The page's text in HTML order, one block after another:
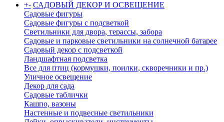
+- САДОВЫЙ ДЕКОР И ОСВЕЩЕНИЕ
Садовые фигуры
Садовые фигуры с подсветкой
Светильники для двора, терассы, забора
Садовые и парковые светильники на солнечной батарее
Садовый декор с подсветкой
Ландшафтная подсветка
Все для птиц (кормушки, поилки, скворечники и пр.)
Уличное освещение
Декор для сада
Садовые таблички
Кашпо, вазоны
Настенные и подвесные светильники